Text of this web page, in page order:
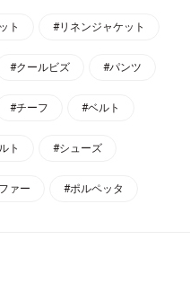
ト #リネンジャケット
#クールビズ #パンツ
#チーフ #ベルト
ト #シューズ
ァー #ポルペッタ